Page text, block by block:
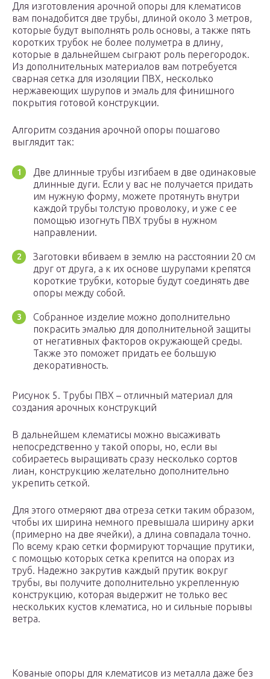
Для изготовления арочной опоры для клематисов
вам понадобится две трубы, длиной около 3 метров,
которые будут выполнять роль основы, а также пять
коротких трубок не более полуметра в длину,
которые в дальнейшем сыграют роль перегородок.
Из дополнительных материалов вам потребуется
сварная сетка для изоляции ПВХ, несколько
нержавеющих шурупов и эмаль для финишного
покрытия готовой конструкции.
Алгоритм создания арочной опоры пошагово
выглядит так:
Две длинные трубы изгибаем в две одинаковые
длинные дуги. Если у вас не получается придать
им нужную форму, можете протянуть внутри
каждой трубы толстую проволоку, и уже с ее
помощью изогнуть ПВХ трубы в нужном
направлении.
Заготовки вбиваем в землю на расстоянии 20 см
друг от друга, а к их основе шурупами крепятся
короткие трубки, которые будут соединять две
опоры между собой.
Собранное изделие можно дополнительно
покрасить эмалью для дополнительной защиты
от негативных факторов окружающей среды.
Также это поможет придать ее большую
декоративность.
Рисунок 5. Трубы ПВХ – отличный материал для
создания арочных конструкций
В дальнейшем клематисы можно высаживать
непосредственно у такой опоры, но, если вы
собираетесь выращивать сразу несколько сортов
лиан, конструкцию желательно дополнительно
укрепить сеткой.
Для этого отмеряют два отреза сетки таким образом,
чтобы их ширина немного превышала ширину арки
(примерно на две ячейки), а длина совпадала точно.
По всему краю сетки формируют торчащие прутики,
с помощью которых сетка крепится на опорах из
труб. Надежно закрутив каждый прутик вокруг
трубы, вы получите дополнительно укрепленную
конструкцию, которая выдержит не только вес
нескольких кустов клематиса, но и сильные порывы
ветра.
Кованые опоры для клематисов из металла даже без